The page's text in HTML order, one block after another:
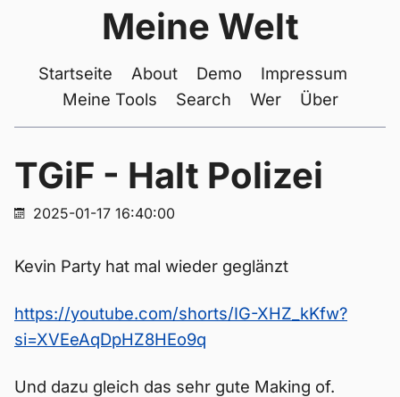
Meine Welt
Startseite About Demo
Impressum
Meine Tools
Search Wer Über
TGiF - Halt Polizei
2025-01-17 16:40:00
Kevin Party hat mal wieder geglänzt
https://youtube.com/shorts/IG-XHZ_kKfw?
si=XVEeAqDpHZ8HEo9q
Und dazu gleich das sehr gute Making of.